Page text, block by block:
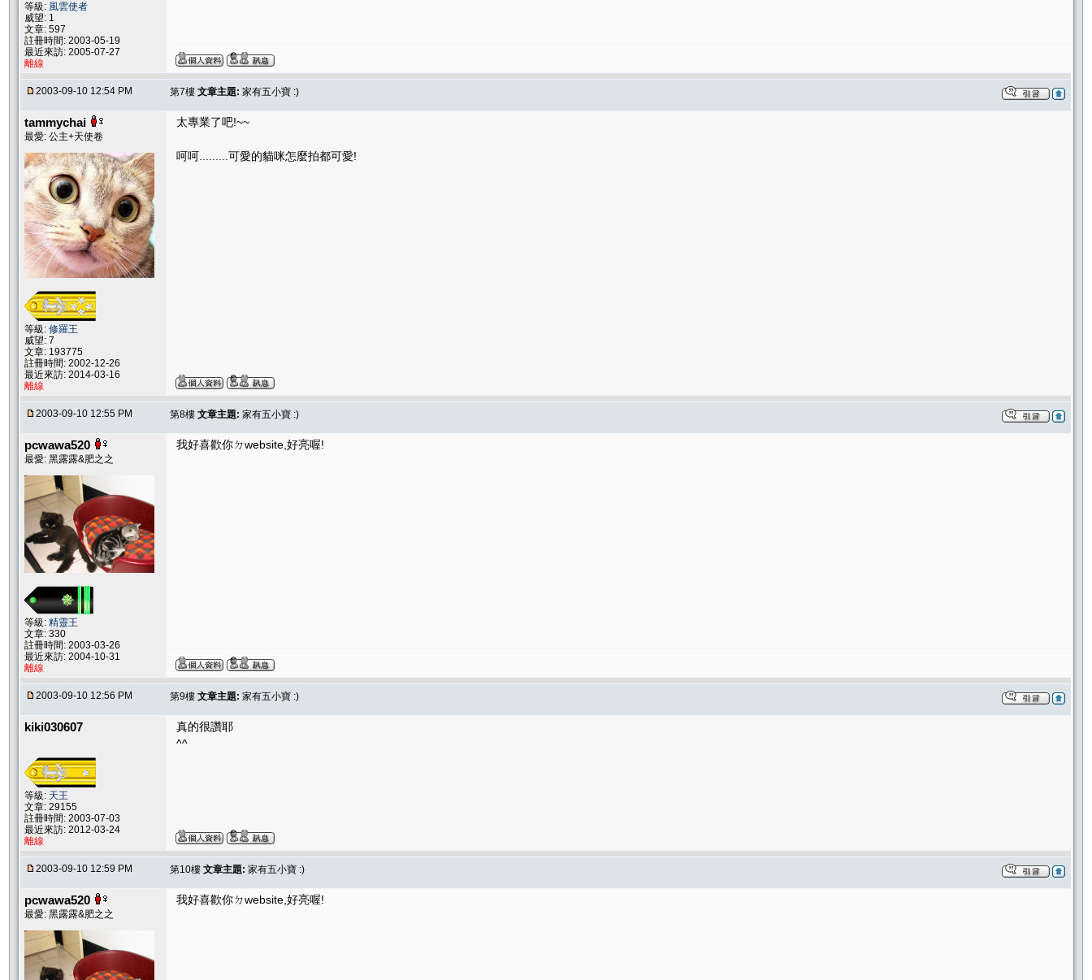
等級: 風雲使者
威望: 1
文章: 597
註冊時間: 2003-05-19
最近來訪: 2005-07-27
離線
2003-09-10 12:54 PM 第7樓 文章主題: 家有五小寶 :)
tammychai
最愛: 公主+天使卷
等級: 修羅王
威望: 7
文章: 193775
註冊時間: 2002-12-26
最近來訪: 2014-03-16
離線
太專業了吧!~~
呵呵.........可愛的貓咪怎麼拍都可愛!
2003-09-10 12:55 PM 第8樓 文章主題: 家有五小寶 :)
pcwawa520
最愛: 黑露露&肥之之
等級: 精靈王
文章: 330
註冊時間: 2003-03-26
最近來訪: 2004-10-31
離線
我好喜歡你ㄉwebsite,好亮喔!
2003-09-10 12:56 PM 第9樓 文章主題: 家有五小寶 :)
kiki030607
等級: 天王
文章: 29155
註冊時間: 2003-07-03
最近來訪: 2012-03-24
離線
真的很讚耶
^^
2003-09-10 12:59 PM 第10樓 文章主題: 家有五小寶 :)
pcwawa520
最愛: 黑露露&肥之之
我好喜歡你ㄉwebsite,好亮喔!